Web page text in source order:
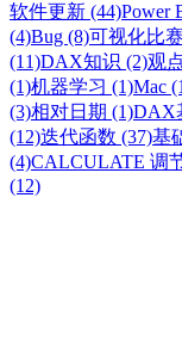
软件更新 (44)Power
(4)Bug (8)可视化比
(11)DAX知识 (2)观
(1)机器学习 (1)Mac
(3)相对日期 (1)DAX
(12)迭代函数 (37)基
(4)CALCULATE 调
(12)